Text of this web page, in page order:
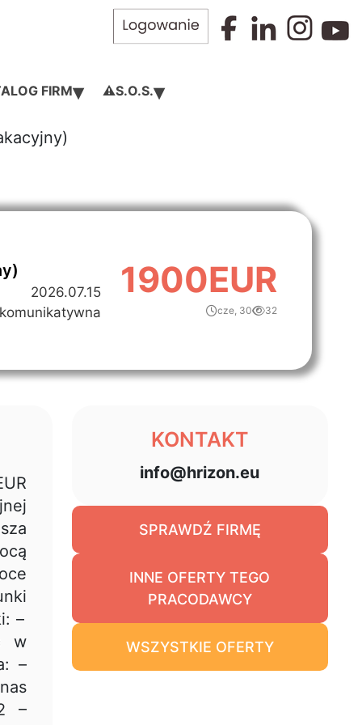
FIRM▾ ⚠️S.O.S.▾
2026.07.15
komunikatywna
1900EUR
cze, 30 32
–
w
–
–
KONTAKT
info@hrizon.eu
SPRAWDŹ FIRMĘ
INNE OFERTY TEGO
PRACODAWCY
WSZYSTKIE OFERTY